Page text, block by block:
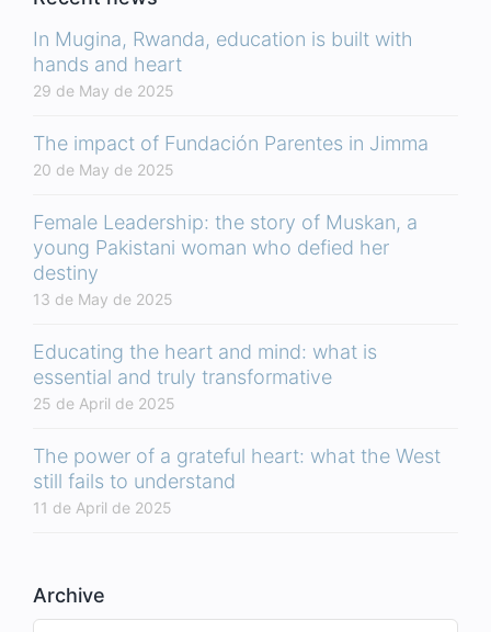
In Mugina, Rwanda, education is built with
hands and heart
29 de May de 2025
The impact of Fundación Parentes in Jimma
20 de May de 2025
Female Leadership: the story of Muskan, a
young Pakistani woman who defied her
destiny
13 de May de 2025
Educating the heart and mind: what is
essential and truly transformative
25 de April de 2025
The power of a grateful heart: what the West
still fails to understand
11 de April de 2025
Archive